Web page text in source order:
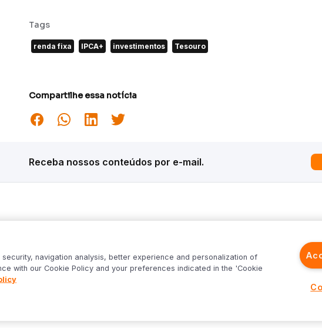
Tags
renda fixa IPCA+ investimentos Tesouro
Compartilhe essa notícia
Receba nossos conteúdos por e-mail.
Inter Forecast
Criptoworld
Renda Variável
Renda Fixa
navigation analysis, better experience and personalization of
with our Cookie Policy and your preferences indicated in the 'Cookie